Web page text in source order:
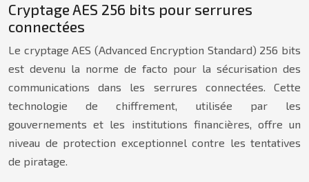
Cryptage AES 256 bits pour serrures
connectées
Le cryptage AES (Advanced Encryption Standard) 256 bits
est devenu la norme de facto pour la sécurisation des
communications dans les serrures connectées. Cette
technologie de chiffrement, utilisée par les
gouvernements et les institutions financières, offre un
niveau de protection exceptionnel contre les tentatives
de piratage.